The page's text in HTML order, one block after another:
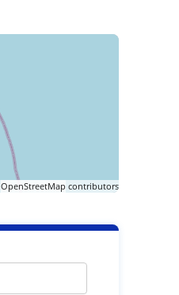
OpenStreetMap contributors